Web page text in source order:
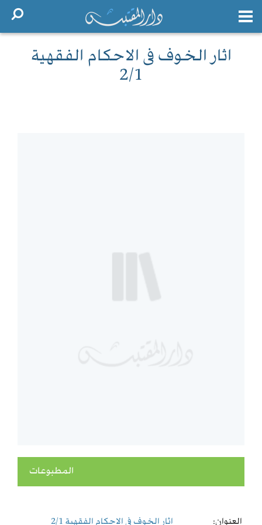
اثار الخوف فى الاحكام الفقهية
2/1
المطبوعات
العنوان: اثار الخوف فى الاحكام الفقهية 2/1